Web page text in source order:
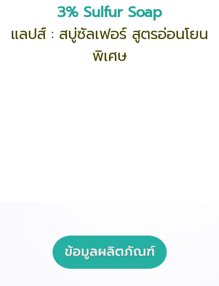
3% Sulfur Soap
แลปส์ : สบู่ซัลเฟอร์ สูตรอ่อนโยน
พิเศษ